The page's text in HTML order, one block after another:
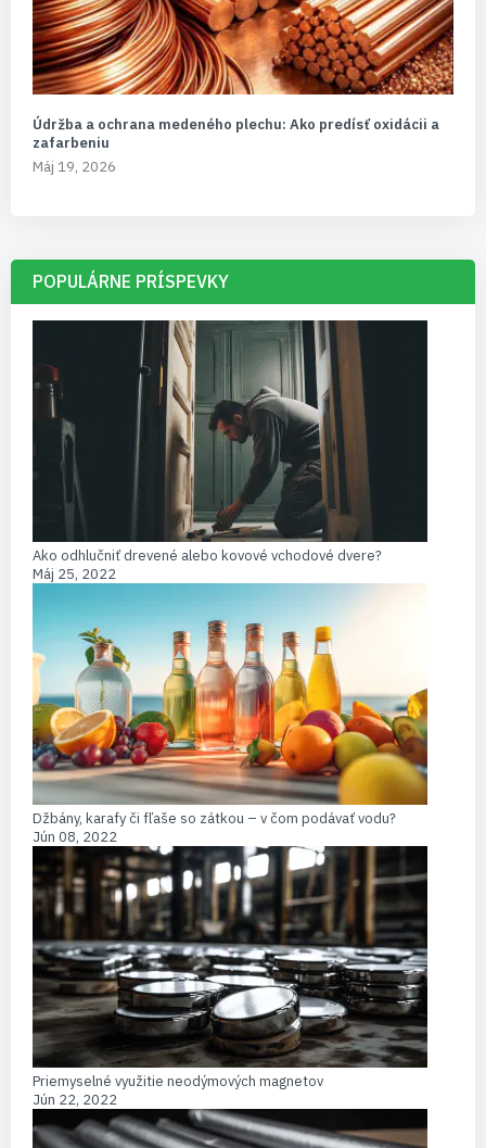
Údržba a ochrana medeného plechu: Ako predísť oxidácii a
zafarbeniu
Máj 19, 2026
POPULÁRNE PRÍSPEVKY
Ako odhlučniť drevené alebo kovové vchodové dvere?
Máj 25, 2022
Džbány, karafy či fľaše so zátkou – v čom podávať vodu?
Jún 08, 2022
Priemyselné využitie neodýmových magnetov
Jún 22, 2022